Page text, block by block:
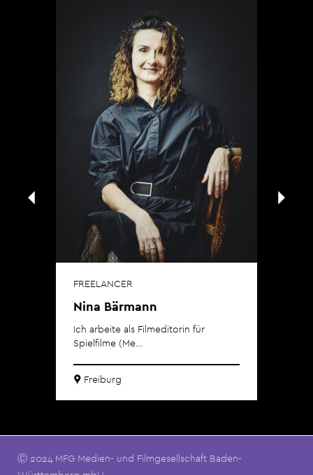
FREELANCER
Nina Bärmann
Ich arbeite als Filmeditorin für
Spielfilme (Me…
Freiburg
Ⓒ 2024 MFG Medien- und Filmgesellschaft Baden-